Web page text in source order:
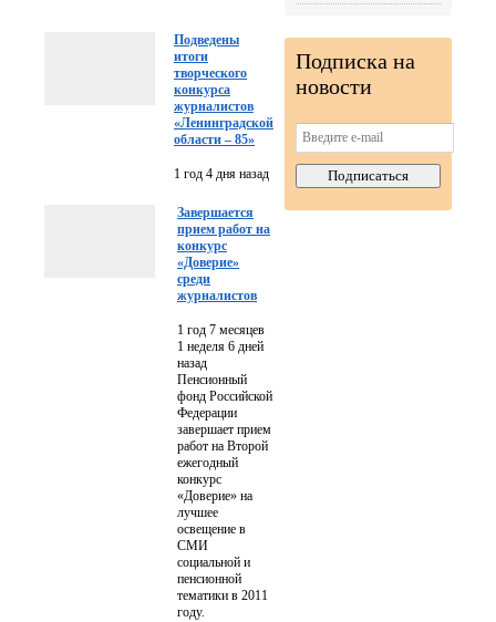
Подведены
итоги
творческого
конкурса
журналистов
«Ленинградской
области – 85»
1 год 4 дня назад
Завершается
прием работ на
конкурс
«Доверие»
среди
журналистов
1 год 7 месяцев
1 неделя 6 дней
назад
Пенсионный
фонд Российской
Федерации
завершает прием
работ на Второй
ежегодный
конкурс
«Доверие» на
лучшее
освещение в
СМИ
социальной и
пенсионной
тематики в 2011
году.
Подписка на
новости